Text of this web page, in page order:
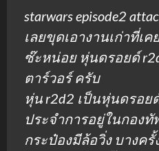
starwars episode2
เลยขุดเอางานเก่าที่เ
ซ๊ะหน่อย หุ่นดรอยด์
ตาร์วอร์ ครับ
หุ่น r2d2 เป็นหุ่นดรอย
ประจำการอยู่ในกอง
กระป๋องมีล้อวิ่ง บางค